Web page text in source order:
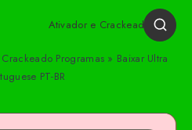
Crackeado Programas » Baixar Ultra
PT-BR